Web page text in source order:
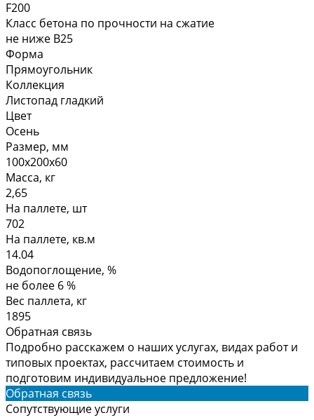
F200
Класс бетона по прочности на сжатие
не ниже В25
Форма
Прямоугольник
Коллекция
Листопад гладкий
Цвет
Осень
Размер, мм
100х200х60
Масса, кг
2,65
На паллете, шт
702
На паллете, кв.м
14.04
Водопоглощение, %
не более 6 %
Вес паллета, кг
1895
Обратная связь
Подробно расскажем о наших услугах, видах работ и
типовых проектах, рассчитаем стоимость и
подготовим индивидуальное предложение!
Обратная связь
Сопутствующие услуги